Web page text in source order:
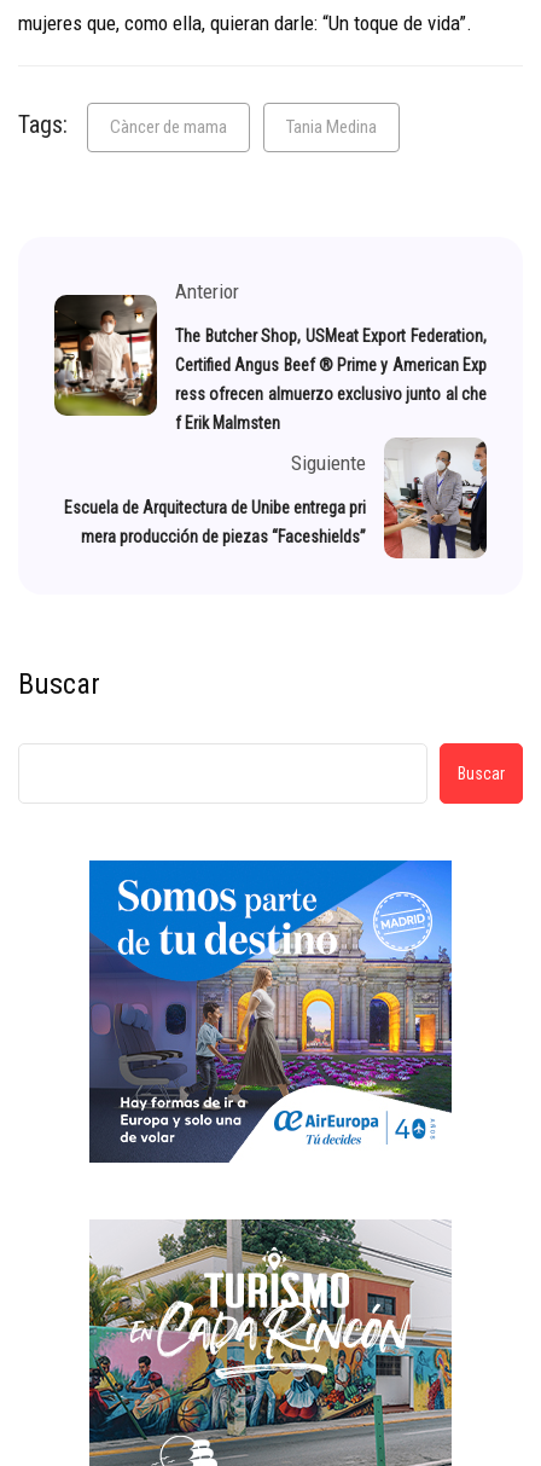
mujeres que, como ella, quieran darle: “Un toque de vida”.
Tags: Càncer de mama Tania Medina
Anterior
The Butcher Shop, USMeat Export Federation,
Certified Angus Beef ® Prime y American Exp
ress ofrecen almuerzo exclusivo junto al che
f Erik Malmsten
Siguiente
Escuela de Arquitectura de Unibe entrega pri
mera producción de piezas “Faceshields”
Buscar
Buscar